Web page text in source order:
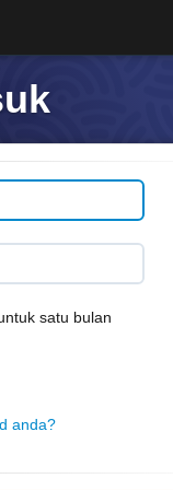
satu bulan
anda?